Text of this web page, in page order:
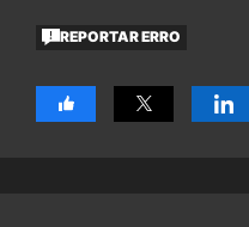
REPORTAR ERRO